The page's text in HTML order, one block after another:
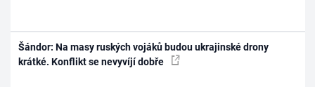
Šándor: Na masy ruských vojáků budou ukrajinské drony
krátké. Konflikt se nevyvíjí dobře